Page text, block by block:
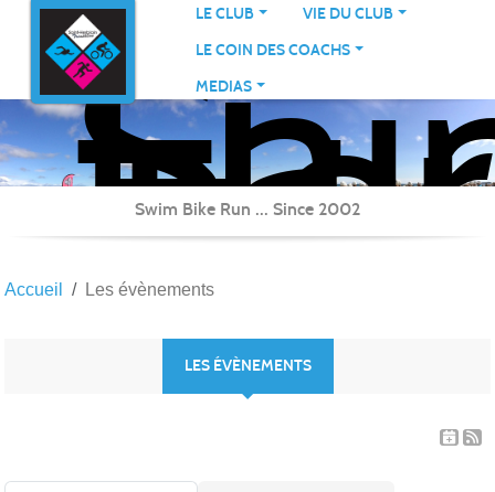
LE CLUB
VIE DU CLUB
LE COIN DES COACHS
MEDIAS
Swim Bike Run ... Since 2002
Accueil Les évènements
LES ÉVÈNEMENTS
Panneau de gestion des cookies